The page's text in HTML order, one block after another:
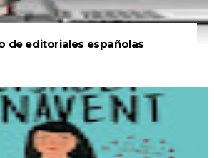
de editoriales españolas